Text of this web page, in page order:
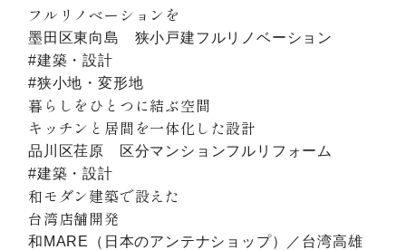
フルリノベーションを
墨田区東向島 狭小戸建フルリノベーション
#建築・設計
#狭小地・変形地
暮らしをひとつに結ぶ空間
キッチンと居間を一体化した設計
品川区荏原 区分マンションフルリフォーム
#建築・設計
和モダン建築で設えた
台湾店舗開発
和MARE（日本のアンテナショップ）／台湾高雄